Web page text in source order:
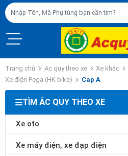
Trang chủ Ac quy theo xe Xe khác
Xe điện Pega (HK bike)
Cap A
TÌM ẮC QUY THEO XE
Xe oto
Xe máy điện, xe đạp điện